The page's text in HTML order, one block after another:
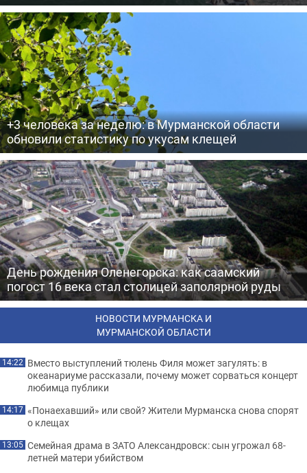
+3 человека за неделю: в Мурманской области
обновили статистику по укусам клещей
День рождения Оленегорска: как саамский
погост 16 века стал столицей заполярной руды
НОВОСТИ МУРМАНСКА И
МУРМАНСКОЙ ОБЛАСТИ
14:22 Вместо выступлений тюлень Филя может загулять: в
океанариуме рассказали, почему может сорваться концерт
любимца публики
14:17 «Понаехавший» или свой? Жители Мурманска снова спорят
о клещах
13:05 Семейная драма в ЗАТО Александровск: сын угрожал 68-
летней матери убийством